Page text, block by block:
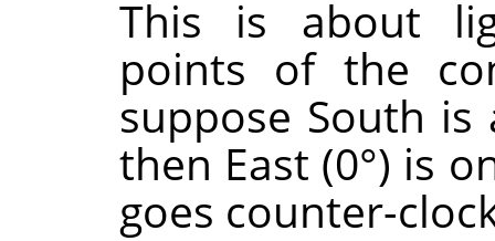
This is about
points of the
suppose South
then East (0°) is
goes counter-